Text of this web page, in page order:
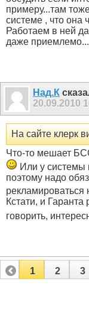
примеру...там
системе , что она
Работаем в ней
даже
Над.К
20.09.2010
На сайте клерк
Что-то мешает
Или у системы
поэтому надо
Кстати, и
говорить,
1 2 3